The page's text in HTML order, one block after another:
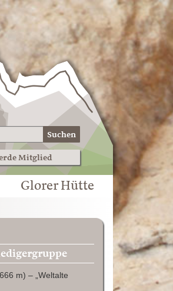
Suchen
Mitglied
Glorer Hütte
m) – „Weltalte